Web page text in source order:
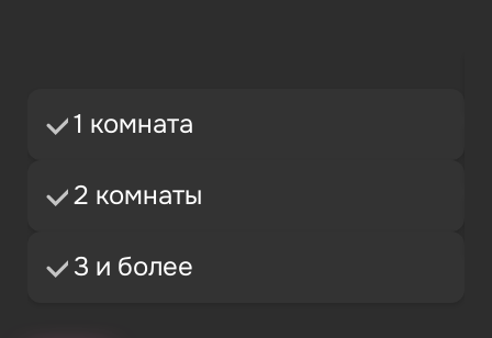
1 комната
2 комнаты
3 и более
Оставьте контактные
ТЕЛЕФОН